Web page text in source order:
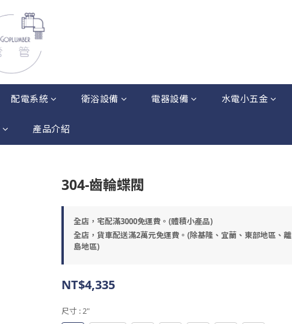
配電系統 衛浴設備 電器設備 水電小五金
產品介紹
304-齒輪蝶閥
全店，宅配滿3000免運費。(體積小產品)
全店，貨車配送滿2萬元免運費。(除基隆、宜蘭、東部地區、離
島地區)
NT$4,335
尺寸 : 2"